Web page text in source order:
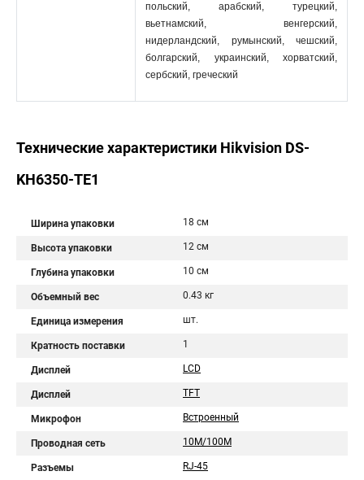
польский, арабский, турецкий,
вьетнамский, венгерский,
нидерландский, румынский, чешский,
болгарский, украинский, хорватский,
сербский, греческий
Технические характеристики Hikvision DS-
KH6350-TE1
Ширина упаковки 18 см
Высота упаковки 12 см
Глубина упаковки 10 см
Объемный вес 0.43 кг
Единица измерения шт.
Кратность поставки 1
Дисплей LCD
Дисплей TFT
Микрофон Встроенный
Проводная сеть 10M/100M
Разъемы RJ-45